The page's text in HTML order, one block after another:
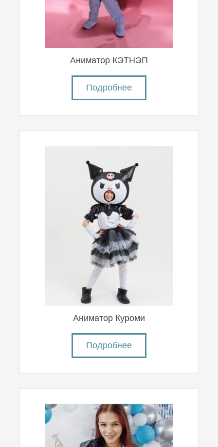
Аниматор КЭТНЭП
Подробнее
Аниматор Куроми
Подробнее